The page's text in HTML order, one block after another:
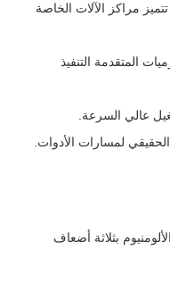
مراكز الآلات الخاصة
المتقدمة التنفيذ
عالي السرعة.
لمسارات الأدوات.
بثلاثة أضعاف